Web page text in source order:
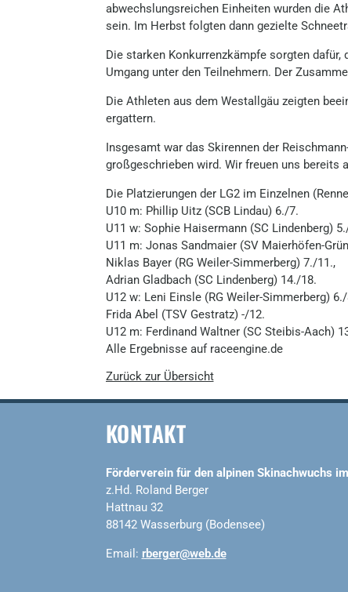
abwechslungsreichen Einheiten wurden die
sein. Im Herbst folgten dann gezielte
Die starken Konkurrenzkämpfe sorgten
Umgang unter den Teilnehmern. Der
Die Athleten aus dem Westallgäu zeigten
ergattern.
Insgesamt war das Skirennen der
großgeschrieben wird. Wir freuen uns bereits
Die Platzierungen der LG2 im Einzelnen
U10 m: Phillip Uitz (SCB Lindau) 6./7.
U11 w: Sophie Haisermann (SC Lindenberg)
U11 m: Jonas Sandmaier (SV Maierhöfen-
Niklas Bayer (RG Weiler-Simmerberg) 7./11.,
Adrian Gladbach (SC Lindenberg) 14./18.
U12 w: Leni Einsle (RG Weiler-Simmerberg)
Frida Abel (TSV Gestratz) -/12.
U12 m: Ferdinand Waltner (SC Steibis-Aach)
Alle Ergebnisse auf raceengine.de
Zurück zur Übersicht
KONTAKT
Förderverein für den alpinen Skinachwuchs
z.Hd. Roland Berger
Hattnau 32
88142 Wasserburg (Bodensee)
Email: rberger@web.de